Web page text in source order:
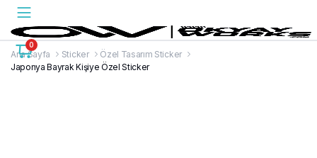
0
Ana Sayfa Sticker
Özel Tasarım Sticker
Japonya Bayrak Kişiye Özel Sticker